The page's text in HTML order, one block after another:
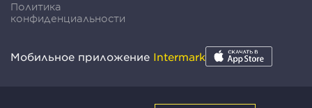
Политика
конфиденциальности
Мобильное приложение Intermark